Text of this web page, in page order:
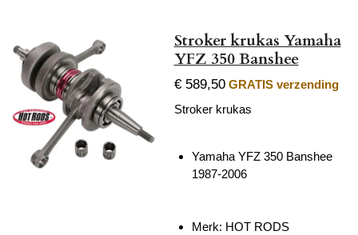
Stroker krukas Yamaha
YFZ 350 Banshee
€ 589,50 GRATIS verzending
Stroker krukas
Yamaha YFZ 350 Banshee
1987-2006
Merk: HOT RODS